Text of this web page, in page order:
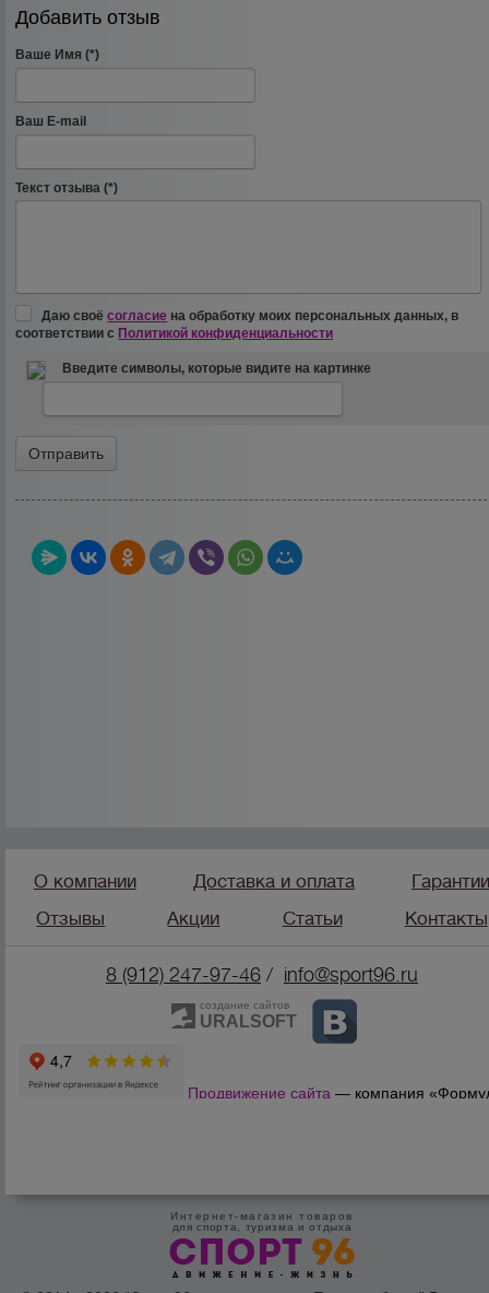
Добавить отзыв
Ваше Имя (*)
Ваш E-mail
Текст отзыва (*)
Даю своёсогласие на обработку моих персональных данных, в
соответствии с Политикой конфиденциальности
Введите символы, которые видите на картинке
О компании Доставка и оплата
Отзывы
Акции Статьи Контакты
8 (912) 247-97-46 / info@sport96.ru
создание сайтов
URALSOFT
Продвижение сайта — компания
Интернет-магазин товаров
для спорта, туризма и отдыха